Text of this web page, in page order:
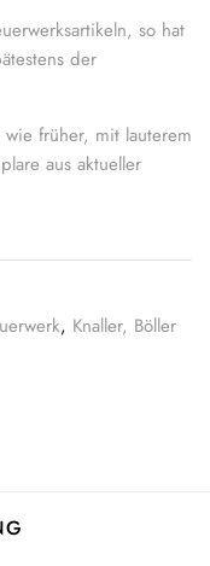
so hat
der
früher, mit lauterem
aus aktueller
, Knaller, Böller